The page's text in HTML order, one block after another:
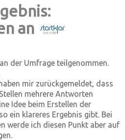
an
der Umfrage teilgenommen.
mir zurückgemeldet, dass
mehrere Antworten
Idee beim Erstellen der
ein klareres Ergebnis gibt. Bei
werde ich diesen Punkt aber auf